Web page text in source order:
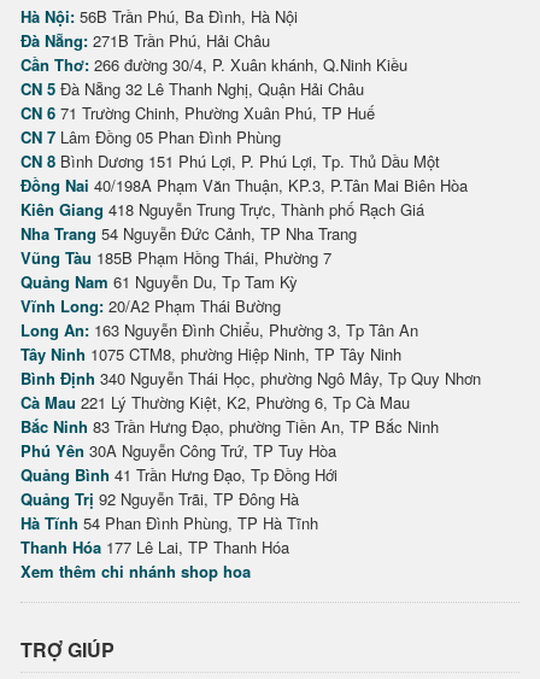
Hà Nội: 56B Trần Phú, Ba Đình, Hà Nội
Đà Nẵng: 271B Trần Phú, Hải Châu
Cần Thơ: 266 đường 30/4, P. Xuân khánh, Q.Ninh Kiều
CN 5 Đà Nẵng 32 Lê Thanh Nghị, Quận Hải Châu
CN 6 71 Trường Chinh, Phường Xuân Phú, TP Huế
CN 7 Lâm Đồng 05 Phan Đình Phùng
CN 8 Bình Dương 151 Phú Lợi, P. Phú Lợi, Tp. Thủ Dầu Một
Đồng Nai 40/198A Phạm Văn Thuận, KP.3, P.Tân Mai Biên Hòa
Kiên Giang 418 Nguyễn Trung Trực, Thành phố Rạch Giá
Nha Trang 54 Nguyễn Đức Cảnh, TP Nha Trang
Vũng Tàu 185B Phạm Hồng Thái, Phường 7
Quảng Nam 61 Nguyễn Du, Tp Tam Kỳ
Vĩnh Long: 20/A2 Phạm Thái Bường
Long An: 163 Nguyễn Đình Chiểu, Phường 3, Tp Tân An
Tây Ninh 1075 CTM8, phường Hiệp Ninh, TP Tây Ninh
Bình Định 340 Nguyễn Thái Học, phường Ngô Mây, Tp Quy Nhơn
Cà Mau 221 Lý Thường Kiệt, K2, Phường 6, Tp Cà Mau
Bắc Ninh 83 Trần Hưng Đạo, phường Tiền An, TP Bắc Ninh
Phú Yên 30A Nguyễn Công Trứ, TP Tuy Hòa
Quảng Bình 41 Trần Hưng Đạo, Tp Đồng Hới
Quảng Trị 92 Nguyễn Trãi, TP Đông Hà
Hà Tĩnh 54 Phan Đình Phùng, TP Hà Tĩnh
Thanh Hóa 177 Lê Lai, TP Thanh Hóa
Xem thêm chi nhánh shop hoa
TRỢ GIÚP